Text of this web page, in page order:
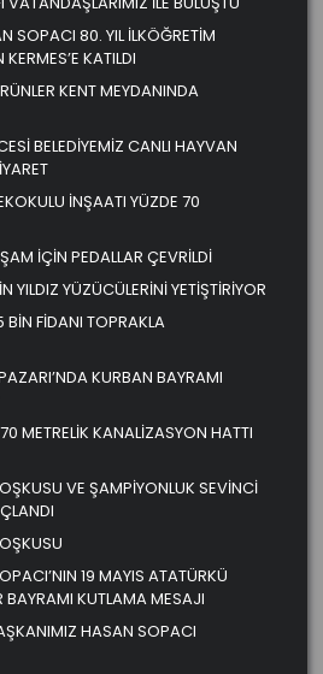
SOPACI 80. YIL İLKÖĞRETİM
KATILDI
KENT MEYDANINDA
BELEDİYEMİZ CANLI HAYVAN
İNŞAATI YÜZDE 70
İÇİN PEDALLAR ÇEVRİLDİ
YILDIZ YÜZÜCÜLERİNİ YETİŞTİRİYOR
BİN FİDANI TOPRAKLA
KURBAN BAYRAMI
METRELİK KANALİZASYON HATTI
VE ŞAMPİYONLUK SEVİNCİ
19 MAYIS ATATÜRKÜ
KUTLAMA MESAJI
HASAN SOPACI